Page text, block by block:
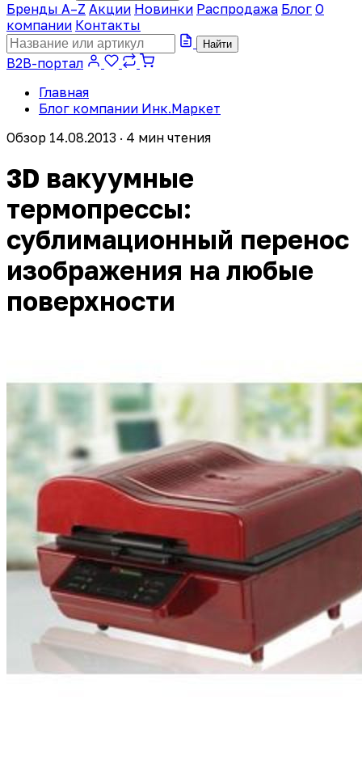
Бренды A–Z Акции Новинки Распродажа Блог О
компании Контакты
Найти
B2B-портал
Главная
Блог компании Инк.Маркет
Обзор 14.08.2013 · 4 мин чтения
3D вакуумные
термопрессы:
сублимационный перенос
изображения на любые
поверхности